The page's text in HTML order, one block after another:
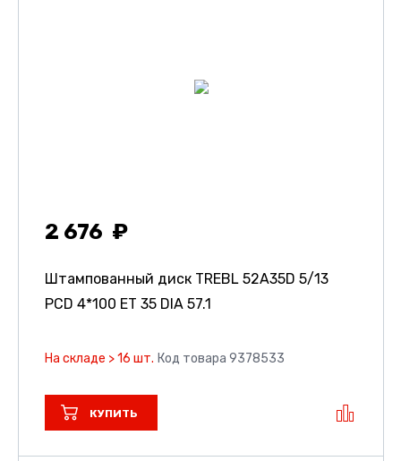
2 676
Штампованный диск TREBL 52A35D 5/13
PCD 4*100 ET 35 DIA 57.1
На складе > 16 шт. Код товара 9378533
КУПИТЬ